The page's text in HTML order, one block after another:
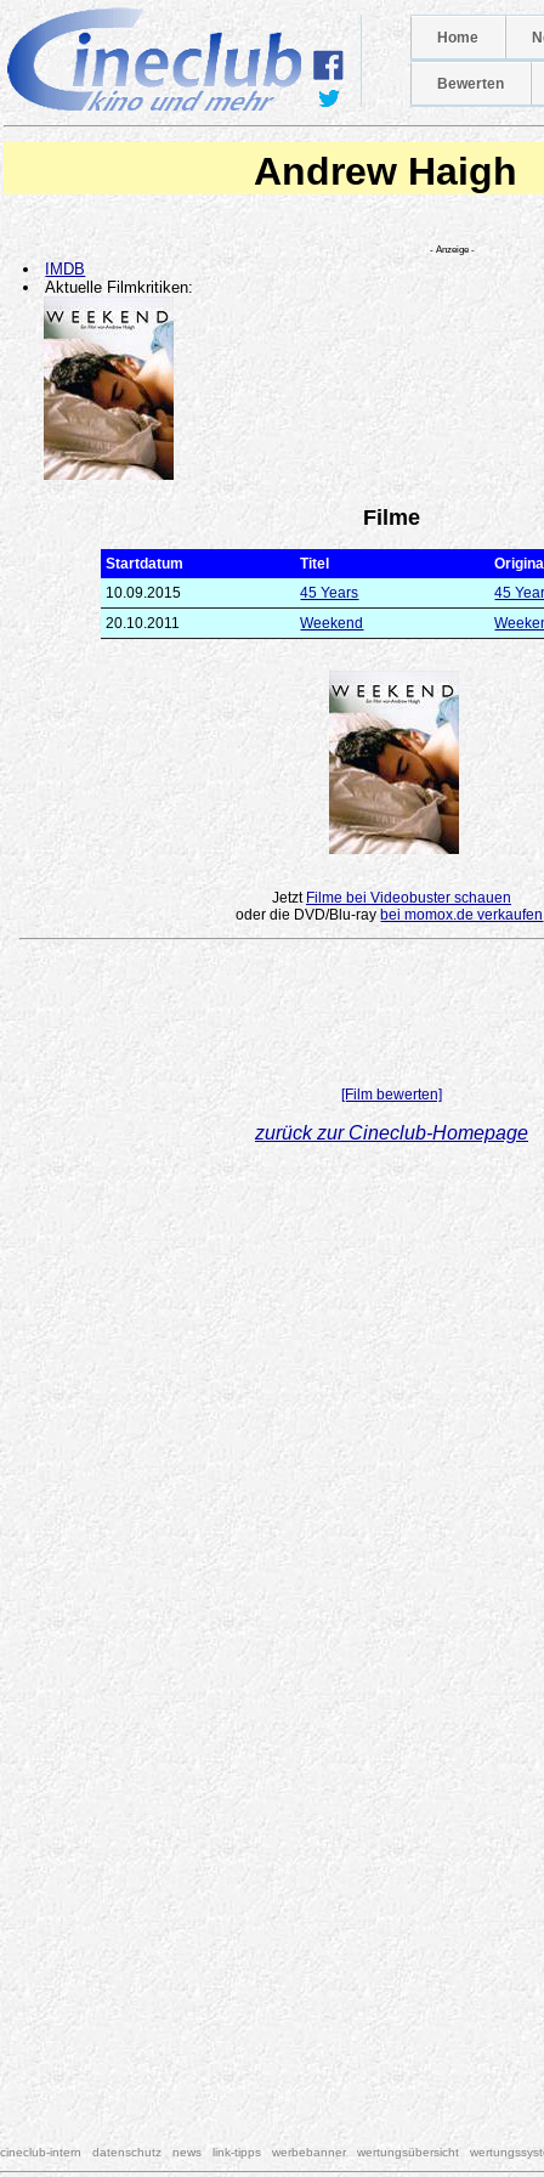
Home
Bewerten
Andrew Haigh
IMDB
Aktuelle Filmkritiken:
- Anzeige -
Filme
Startdatum Titel
10.09.2015
45 Years
45
20.10.2011
Weekend
Jetzt Filme bei Videobuster schauen
oder die DVD/Blu-raybei momox.de verkaufen
[Film bewerten]
zurück zur Cineclub-Homepage
cineclub-intern datenschutz news link-tipps werbebanner wertungsübersicht